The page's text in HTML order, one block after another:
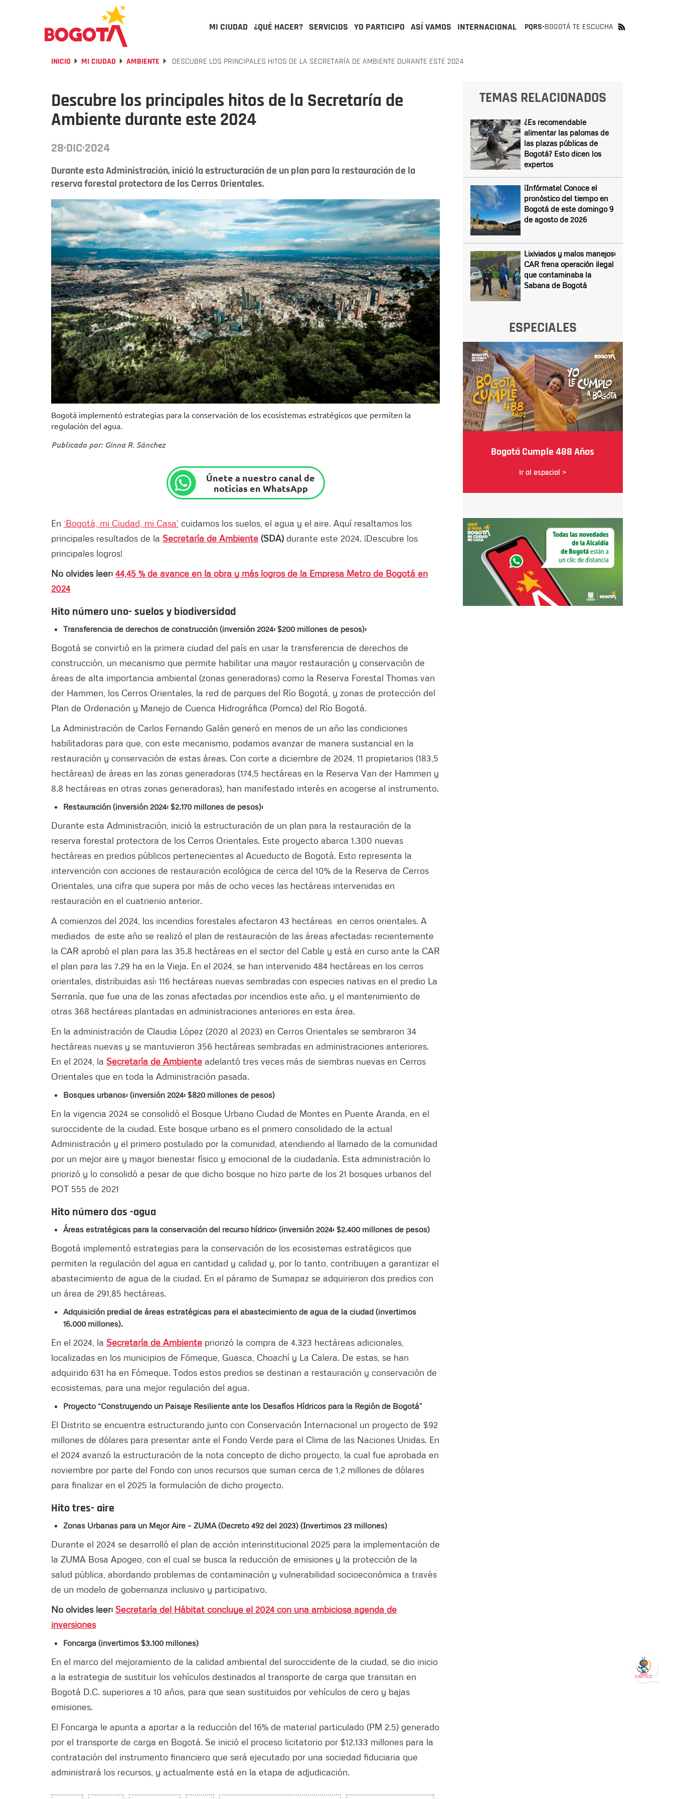
MI CIUDAD ¿QUÉ HACER? SERVICIOS YO PARTICIPO ASÍ VAMOS INTERNACIONAL PQRS-BOGOTÁ TE ESCUCHA
INICIO MI CIUDAD AMBIENTE DESCUBRE LOS PRINCIPALES HITOS DE LA SECRETARÍA DE AMBIENTE DURANTE ESTE 2024
Descubre los principales hitos de la Secretaría de
Ambiente durante este 2024
28·DIC·2024
Durante esta Administración, inició la estructuración de un plan para la restauración de la
reserva forestal protectora de los Cerros Orientales.
Foto: Alcaldía de Bogotá.
Bogotá implementó estrategias para la conservación de los ecosistemas estratégicos que permiten la
regulación del agua.
Publicado por: Ginna R. Sánchez
Únete a nuestro canal de
noticias en WhatsApp
En ‘Bogotá, mi Ciudad, mi Casa’ cuidamos los suelos, el agua y el aire. Aquí resaltamos los
principales resultados de la Secretaría de Ambiente (SDA) durante este 2024. ¡Descubre los
principales logros!
No olvides leer: 44,45 % de avance en la obra y más logros de la Empresa Metro de Bogotá en
2024
Hito número uno- suelos y biodiversidad
Transferencia de derechos de construcción (inversión 2024: $200 millones de pesos):
Bogotá se convirtió en la primera ciudad del país en usar la transferencia de derechos de
construcción, un mecanismo que permite habilitar una mayor restauración y conservación de
áreas de alta importancia ambiental (zonas generadoras) como la Reserva Forestal Thomas van
der Hammen, los Cerros Orientales, la red de parques del Río Bogotá, y zonas de protección del
Plan de Ordenación y Manejo de Cuenca Hidrográfica (Pomca) del Río Bogotá.
La Administración de Carlos Fernando Galán generó en menos de un año las condiciones
habilitadoras para que, con este mecanismo, podamos avanzar de manera sustancial en la
restauración y conservación de estas áreas. Con corte a diciembre de 2024, 11 propietarios (183,5
hectáreas) de áreas en las zonas generadoras (174,5 hectáreas en la Reserva Van der Hammen y
8.8 hectáreas en otras zonas generadoras), han manifestado interés en acogerse al instrumento.
Restauración (inversión 2024: $2.170 millones de pesos):
Durante esta Administración, inició la estructuración de un plan para la restauración de la
reserva forestal protectora de los Cerros Orientales. Este proyecto abarca 1.300 nuevas
hectáreas en predios públicos pertenecientes al Acueducto de Bogotá. Esto representa la
intervención con acciones de restauración ecológica de cerca del 10% de la Reserva de Cerros
Orientales, una cifra que supera por más de ocho veces las hectáreas intervenidas en
restauración en el cuatrienio anterior.
A comienzos del 2024, los incendios forestales afectaron 43 hectáreas en cerros orientales. A
mediados de este año se realizó el plan de restauración de las áreas afectadas: recientemente
la CAR aprobó el plan para las 35.8 hectáreas en el sector del Cable y está en curso ante la CAR
el plan para las 7.29 ha en la Vieja. En el 2024, se han intervenido 484 hectáreas en los cerros
orientales, distribuidas así: 116 hectáreas nuevas sembradas con especies nativas en el predio La
Serranía, que fue una de las zonas afectadas por incendios este año, y el mantenimiento de
otras 368 hectáreas plantadas en administraciones anteriores en esta área.
En la administración de Claudia López (2020 al 2023) en Cerros Orientales se sembraron 34
hectáreas nuevas y se mantuvieron 356 hectáreas sembradas en administraciones anteriores.
En el 2024, la Secretaría de Ambiente adelantó tres veces más de siembras nuevas en Cerros
Orientales que en toda la Administración pasada.
Bosques urbanos: (inversión 2024: $820 millones de pesos)
En la vigencia 2024 se consolidó el Bosque Urbano Ciudad de Montes en Puente Aranda, en el
suroccidente de la ciudad. Este bosque urbano es el primero consolidado de la actual
Administración y el primero postulado por la comunidad, atendiendo al llamado de la comunidad
por un mejor aire y mayor bienestar físico y emocional de la ciudadanía. Esta administración lo
priorizó y lo consolidó a pesar de que dicho bosque no hizo parte de los 21 bosques urbanos del
POT 555 de 2021
Hito número dos -agua
Áreas estratégicas para la conservación del recurso hídrico: (inversión 2024: $2.400 millones de pesos)
Bogotá implementó estrategias para la conservación de los ecosistemas estratégicos que
permiten la regulación del agua en cantidad y calidad y, por lo tanto, contribuyen a garantizar el
abastecimiento de agua de la ciudad. En el páramo de Sumapaz se adquirieron dos predios con
un área de 291,85 hectáreas.
Adquisición predial de áreas estratégicas para el abastecimiento de agua de la ciudad (invertimos
16.000 millones).
En el 2024, la Secretaría de Ambiente priorizó la compra de 4.323 hectáreas adicionales,
localizadas en los municipios de Fómeque, Guasca, Choachí y La Calera. De estas, se han
adquirido 631 ha en Fómeque. Todos estos predios se destinan a restauración y conservación de
ecosistemas, para una mejor regulación del agua.
Proyecto “Construyendo un Paisaje Resiliente ante los Desafíos Hídricos para la Región de Bogotá”
El Distrito se encuentra estructurando junto con Conservación Internacional un proyecto de $92
millones de dólares para presentar ante el Fondo Verde para el Clima de las Naciones Unidas. En
el 2024 avanzó la estructuración de la nota concepto de dicho proyecto, la cual fue aprobada en
noviembre por parte del Fondo con unos recursos que suman cerca de 1,2 millones de dólares
para finalizar en el 2025 la formulación de dicho proyecto.
Hito tres- aire
Zonas Urbanas para un Mejor Aire – ZUMA (Decreto 492 del 2023) (Invertimos 23 millones)
Durante el 2024 se desarrolló el plan de acción interinstitucional 2025 para la implementación de
la ZUMA Bosa Apogeo, con el cual se busca la reducción de emisiones y la protección de la
salud pública, abordando problemas de contaminación y vulnerabilidad socioeconómica a través
de un modelo de gobernanza inclusivo y participativo.
No olvides leer: Secretaría del Hábitat concluye el 2024 con una ambiciosa agenda de
inversiones
Foncarga (invertimos $3.100 millones)
En el marco del mejoramiento de la calidad ambiental del suroccidente de la ciudad, se dio inicio
a la estrategia de sustituir los vehículos destinados al transporte de carga que transitan en
Bogotá D.C. superiores a 10 años, para que sean sustituidos por vehículos de cero y bajas
emisiones.
El Foncarga le apunta a aportar a la reducción del 16% de material particulado (PM 2.5) generado
por el transporte de carga en Bogotá. Se inició el proceso licitatorio por $12.133 millones para la
contratación del instrumento financiero que será ejecutado por una sociedad fiduciaria que
administrará los recursos, y actualmente está en la etapa de adjudicación.
TEMAS RELACIONADOS
¿Es recomendable
alimentar las palomas de
las plazas públicas de
Bogotá? Esto dicen los
expertos
¡Infórmate! Conoce el
pronóstico del tiempo en
Bogotá de este domingo 9
de agosto de 2026
Lixiviados y malos manejos:
CAR frena operación ilegal
que contaminaba la
Sabana de Bogotá
ESPECIALES
Bogotá Cumple 488 Años
Ir al especial >